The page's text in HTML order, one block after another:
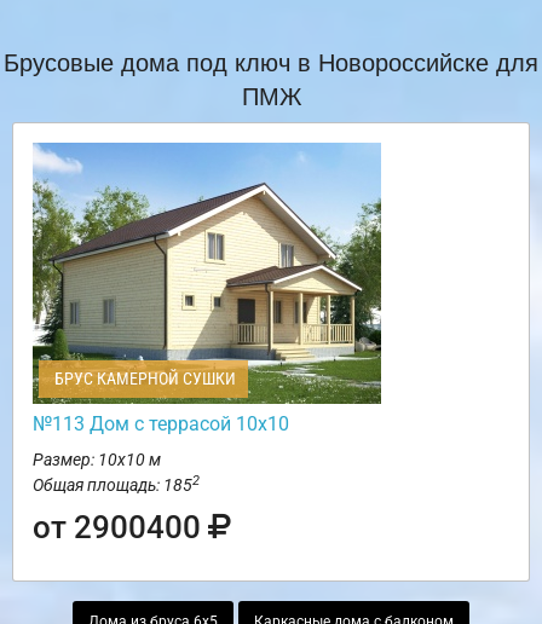
Брусовые дома под ключ в Новороссийске для
ПМЖ
БРУС КАМЕРНОЙ СУШКИ
№113 Дом с террасой 10х10
Размер: 10х10 м
Общая площадь: 1852
от 2900400